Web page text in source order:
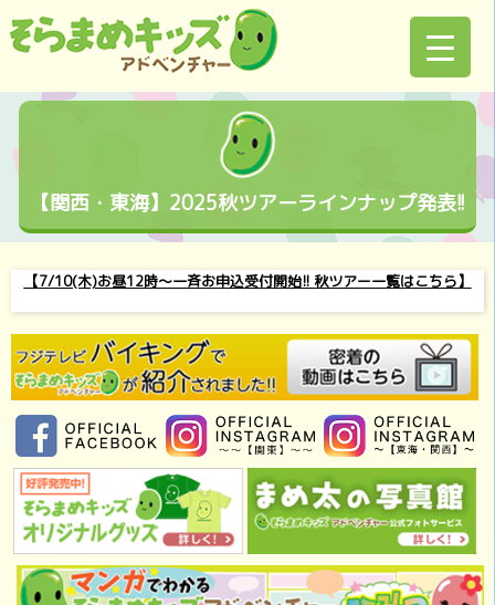
【関西・東海】2025秋ツアーラインナップ発表!!
【7/10(木)お昼12時～一斉お申込受付開始!! 秋ツアー一覧はこちら】